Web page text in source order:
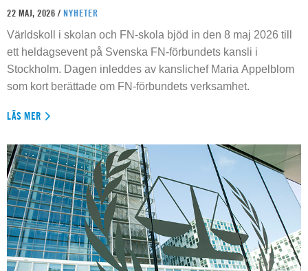
22 MAJ, 2026 / NYHETER
Världskoll i skolan och FN-skola bjöd in den 8 maj 2026 till
ett heldagsevent på Svenska FN-förbundets kansli i
Stockholm. Dagen inleddes av kanslichef Maria Appelblom
som kort berättade om FN-förbundets verksamhet.
LÄS MER